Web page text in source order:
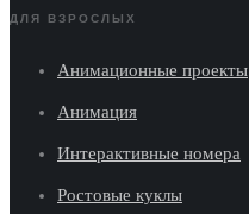
ДЛЯ ВЗРОСЛЫХ
Анимационные проекты
Анимация
Интерактивные номера
Ростовые куклы